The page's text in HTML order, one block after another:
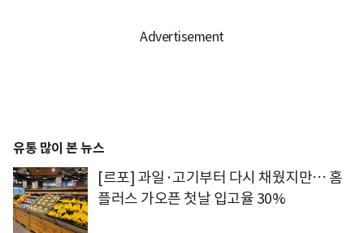
유통 많이 본 뉴스
[르포] 과일·고기부터 다시 채웠지만… 홈
플러스 가오픈 첫날 입고율 30%